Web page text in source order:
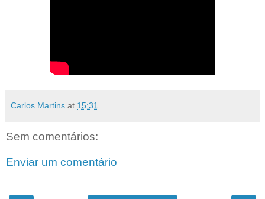
Carlos Martins at 15:31
Sem comentários:
Enviar um comentário